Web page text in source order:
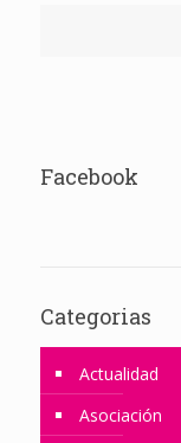
Facebook
Categorias
Actualidad
Asociación